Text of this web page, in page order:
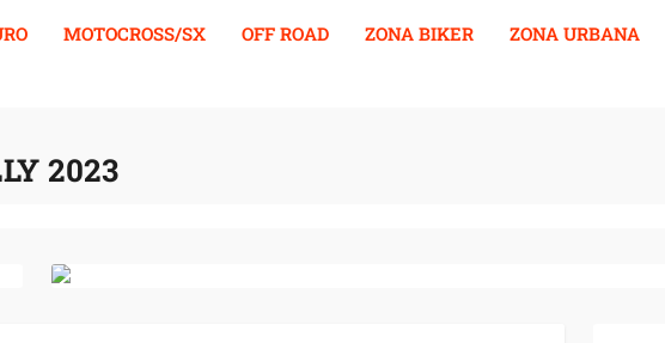
MOTOCROSS/SX OFF ROAD ZONA BIKER ZONA URBANA
2023